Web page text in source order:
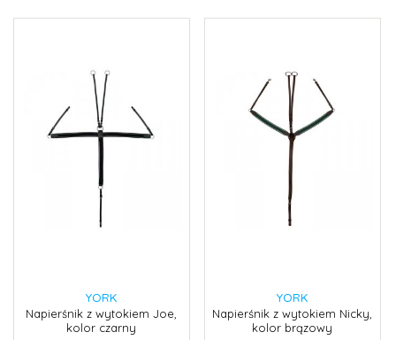
YORK
Napierśnik z wytokiem Joe,
kolor czarny
YORK
Napierśnik z wytokiem Nicky,
kolor brązowy